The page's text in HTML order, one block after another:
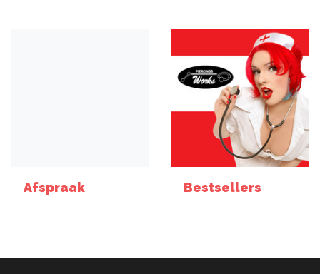
Afspraak Bestsellers